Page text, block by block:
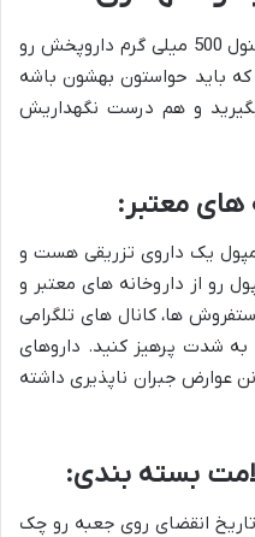
وقتی تصمیم گرفتید آمپول دکسپانتنول 500 میلی گرم داروپخش رو
باید حواستون بهشون باشه
و هم درست نگهداریش
های معتبر:
یک داروی تزریقی هست و
رو از داروخانه های معتبر و
ها، کانال های تلگرامی
شدت پرهیز کنید. داروهای
عوارض جبران ناپذیری داشته
بسته بندی:
تاریخ انقضای روی جعبه رو چک